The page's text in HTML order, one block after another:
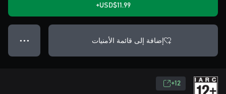
USD$11.99+
إضافة إلى قائمة الأمنيات ● ● ●
12+